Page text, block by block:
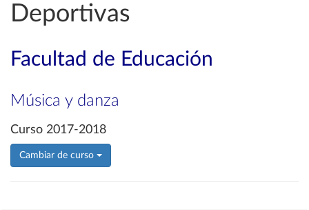
Deportivas
Facultad de Educación
Música y danza
Curso 2017-2018
Cambiar de curso